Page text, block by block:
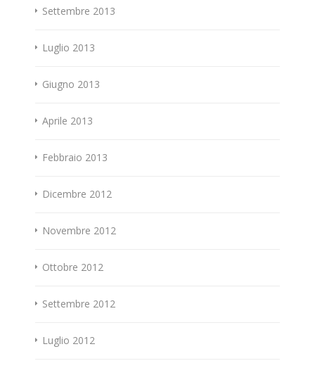
Settembre 2013
Luglio 2013
Giugno 2013
Aprile 2013
Febbraio 2013
Dicembre 2012
Novembre 2012
Ottobre 2012
Settembre 2012
Luglio 2012